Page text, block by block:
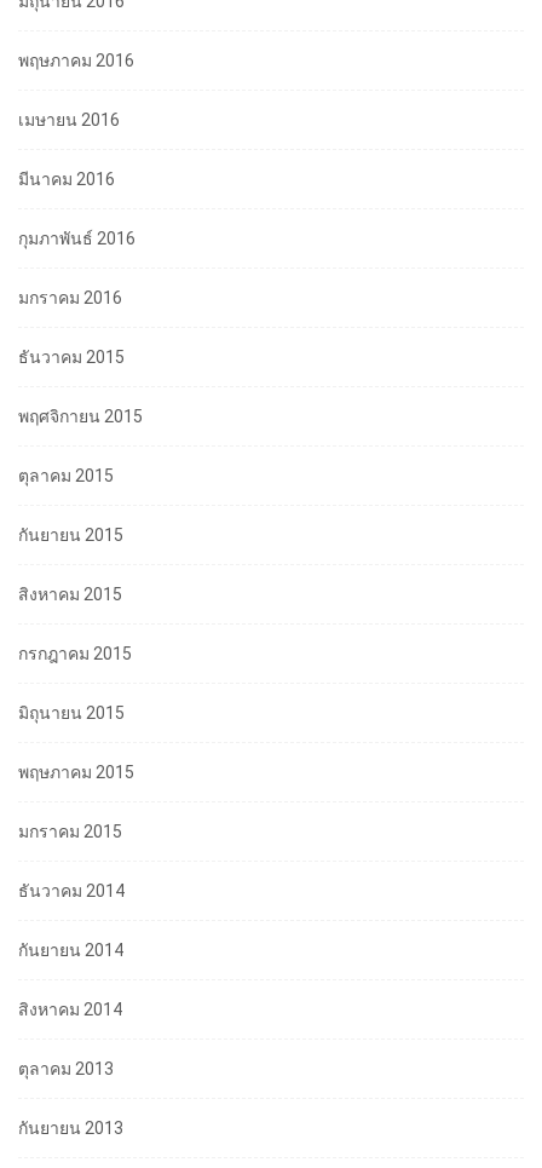
พฤษภาคม 2016
เมษายน 2016
มีนาคม 2016
กุมภาพันธ์ 2016
มกราคม 2016
ธันวาคม 2015
พฤศจิกายน 2015
ตุลาคม 2015
กันยายน 2015
สิงหาคม 2015
กรกฎาคม 2015
มิถุนายน 2015
พฤษภาคม 2015
มกราคม 2015
ธันวาคม 2014
กันยายน 2014
สิงหาคม 2014
ตุลาคม 2013
กันยายน 2013